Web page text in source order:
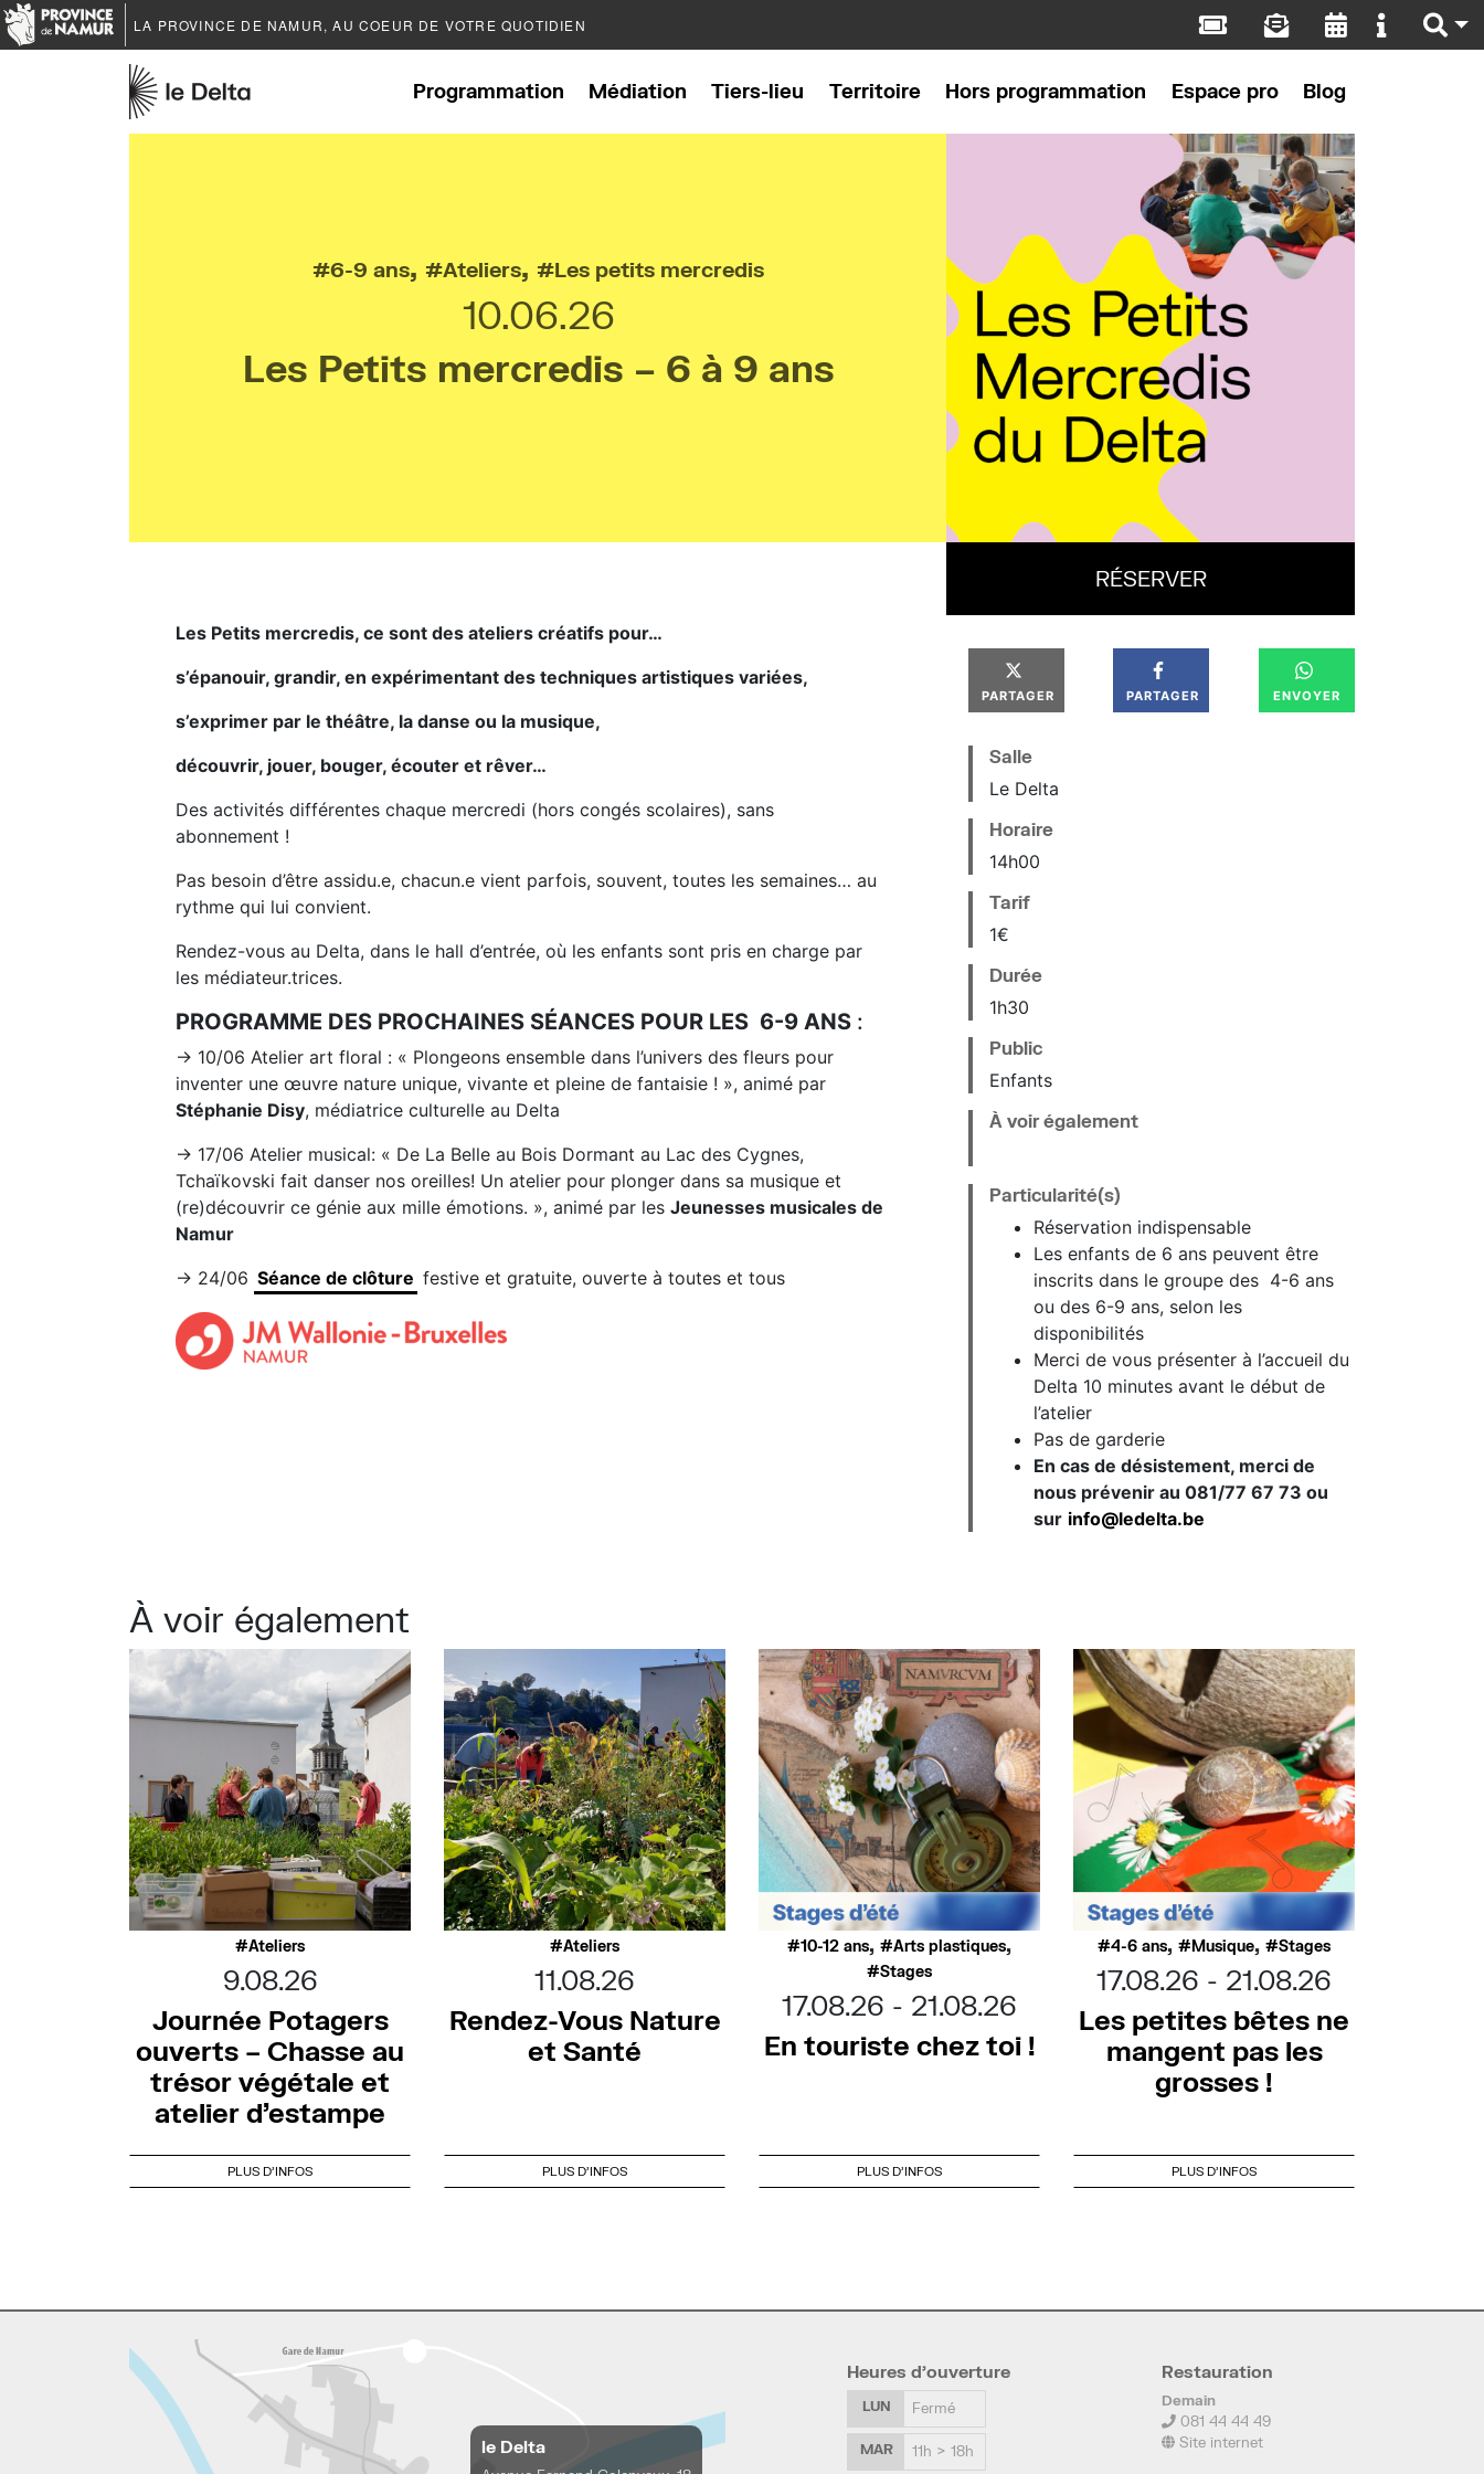
LA PROVINCE DE NAMUR, AU COEUR DE VOTRE QUOTIDIEN
Programmation Médiation Tiers-lieu Territoire Hors programmation Espace pro Blog
6-9 ans, Ateliers, Les petits mercredis
10.06.26
Les Petits mercredis – 6 à 9 ans
Les Petits mercredis, ce sont des ateliers créatifs pour…
s’épanouir, grandir, en expérimentant des techniques artistiques variées,
s’exprimer par le théâtre, la danse ou la musique,
découvrir, jouer, bouger, écouter et rêver…
Des activités différentes chaque mercredi (hors congés scolaires), sans
abonnement !
Pas besoin d’être assidu.e, chacun.e vient parfois, souvent, toutes les semaines… au
rythme qui lui convient.
Rendez-vous au Delta, dans le hall d’entrée, où les enfants sont pris en charge par
les médiateur.trices.
PROGRAMME DES PROCHAINES SÉANCES POUR LES 6-9 ANS :
→ 10/06 Atelier art floral : « Plongeons ensemble dans l’univers des fleurs pour
inventer une œuvre nature unique, vivante et pleine de fantaisie ! », animé par
Stéphanie Disy, médiatrice culturelle au Delta
→ 17/06 Atelier musical: « De La Belle au Bois Dormant au Lac des Cygnes,
Tchaïkovski fait danser nos oreilles! Un atelier pour plonger dans sa musique et
(re)découvrir ce génie aux mille émotions. », animé par les Jeunesses musicales de
Namur
→ 24/06 Séance de clôture festive et gratuite, ouverte à toutes et tous
RÉSERVER
PARTAGER PARTAGER ENVOYER
Salle
Le Delta
Horaire
14h00
Tarif
1€
Durée
1h30
Public
Enfants
À voir également
Particularité(s)
Réservation indispensable
Les enfants de 6 ans peuvent être
inscrits dans le groupe des 4-6 ans
ou des 6-9 ans, selon les
disponibilités
Merci de vous présenter à l’accueil du
Delta 10 minutes avant le début de
l’atelier
Pas de garderie
En cas de désistement, merci de
nous prévenir au 081/77 67 73 ou
sur info@ledelta.be
À voir également
Ateliers
9.08.26
Journée Potagers
ouverts – Chasse au
trésor végétale et
atelier d’estampe
PLUS D'INFOS
Ateliers
11.08.26
Rendez-Vous Nature
et Santé
PLUS D'INFOS
10-12 ans, Arts plastiques,
Stages
17.08.26
21.08.26
En touriste chez toi !
PLUS D'INFOS
4-6 ans, Musique, Stages
17.08.26
21.08.26
Les petites bêtes ne
mangent pas les
grosses !
PLUS D'INFOS
le Delta
Heures d’ouverture
LUN Fermé
MAR 11h > 18h
Restauration
Demain
081 44 44 49
Site internet